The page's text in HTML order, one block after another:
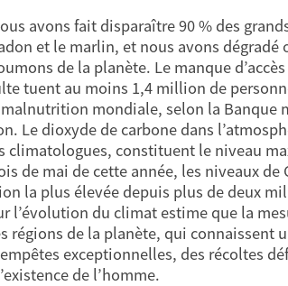
avons fait disparaître 90 % des
et le marlin, et nous avons
de la planète. Le manque
tuent au moins 1,4 million de
mondiale, selon la Banque
Le dioxyde de carbone dans
climatologues, constituent le niveau
de mai de cette année, les niveaux
la plus élevée depuis plus de deux
l’évolution du climat estime que la
régions de la planète, qui connaissent
exceptionnelles, des récoltes
de l’homme.